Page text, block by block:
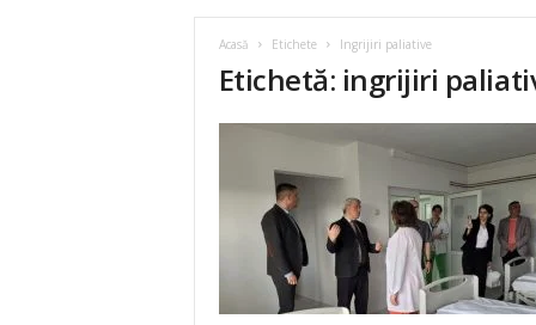
Acasă Etichete Ingrijiri paliative
Etichetă: ingrijiri